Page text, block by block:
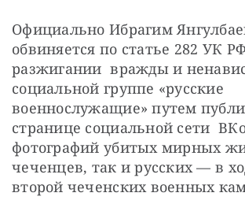
Официально Ибрагим
обвиняется по статье 282 УК
разжигании  вражды и
социальной группе «русские
военнослужащие» путем
странице социальной сети
фотографий убитых мирных
чеченцев, так и русских — в
второй чеченских военных